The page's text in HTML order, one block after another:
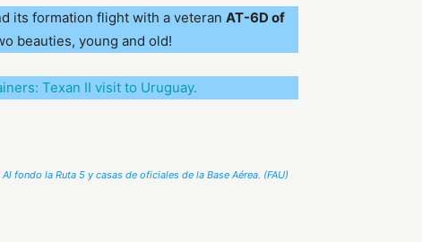
its formation flight with a veteran AT-6D of
beauties, young and old!
Texan II visit to Uruguay.
fondo la Ruta 5 y casas de oficiales de la Base Aérea. (FAU)